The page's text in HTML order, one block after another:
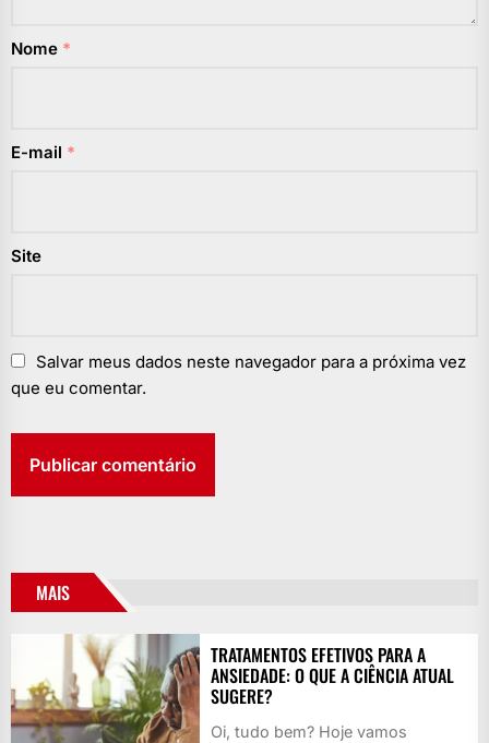
Nome *
E-mail *
Site
Salvar meus dados neste navegador para a próxima vez
que eu comentar.
MAIS
TRATAMENTOS EFETIVOS PARA A
ANSIEDADE: O QUE A CIÊNCIA ATUAL
SUGERE?
Oi, tudo bem? Hoje vamos